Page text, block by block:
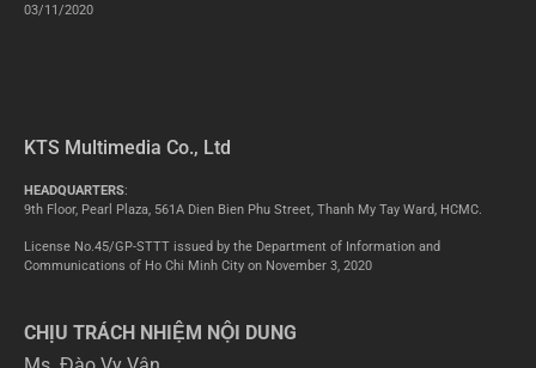
03/11/2020
KTS Multimedia Co., Ltd
HEADQUARTERS:
9th Floor, Pearl Plaza, 561A Dien Bien Phu Street, Thanh My Tay Ward, HCMC.
License No.45/GP-STTT issued by the Department of Information and
Communications of Ho Chi Minh City on November 3, 2020
CHỊU TRÁCH NHIỆM NỘI DUNG